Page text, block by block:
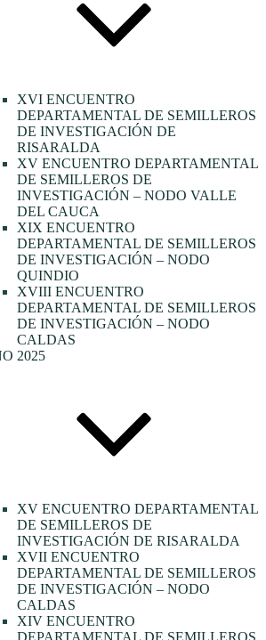
XVI ENCUENTRO
DEPARTAMENTAL DE SEMILLEROS
DE INVESTIGACIÓN DE
RISARALDA
XV ENCUENTRO DEPARTAMENTAL
DE SEMILLEROS DE
INVESTIGACIÓN – NODO VALLE
DEL CAUCA
XIX ENCUENTRO
DEPARTAMENTAL DE SEMILLEROS
DE INVESTIGACIÓN – NODO
QUINDIO
XVIII ENCUENTRO
DEPARTAMENTAL DE SEMILLEROS
DE INVESTIGACIÓN – NODO
CALDAS
2025
XV ENCUENTRO DEPARTAMENTAL
DE SEMILLEROS DE
INVESTIGACIÓN DE RISARALDA
XVII ENCUENTRO
DEPARTAMENTAL DE SEMILLEROS
DE INVESTIGACIÓN – NODO
CALDAS
XIV ENCUENTRO
DEPARTAMENTAL DE SEMILLEROS